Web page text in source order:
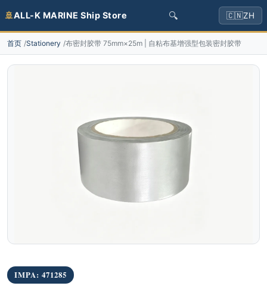
🚢ALL-K MARINE Ship Store 🔍 🇨🇳ZH
首页 Stationery 布密封胶带 75mm×25m | 自粘布基增强型包装密封胶带
IMPA: 471285